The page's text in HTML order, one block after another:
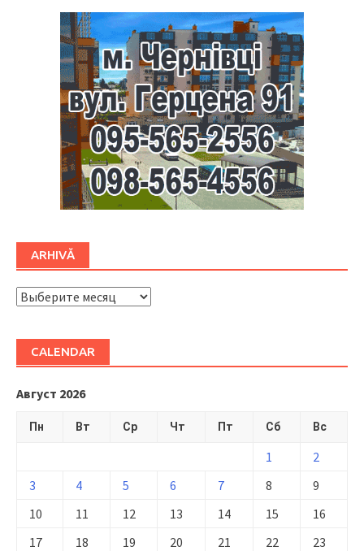
ARHIVĂ
ARHIVĂ
CALENDAR
Август 2026
Пн Вт Ср Чт Пт Сб Вс
1
2
3
4 5 6 7 8
9
10
11 12 13 14 15
16
17
18 19 20 21 22
23